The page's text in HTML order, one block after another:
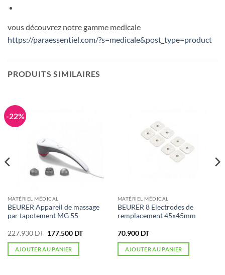
vous découvrez notre gamme medicale
https://paraessentiel.com/?s=medicale&post_type=product
PRODUITS SIMILAIRES
-22%
MATÉRIEL MÉDICAL
BEURER Appareil de massage
par tapotement MG 55
227.930DT Le
initial
était :
177.500 DTLe
AJOUTER AU PANIER
MATÉRIEL MÉDICAL
BEURER 8 Electrodes de
remplacement 45x45mm
70.900 DT
AJOUTER AU PANIER